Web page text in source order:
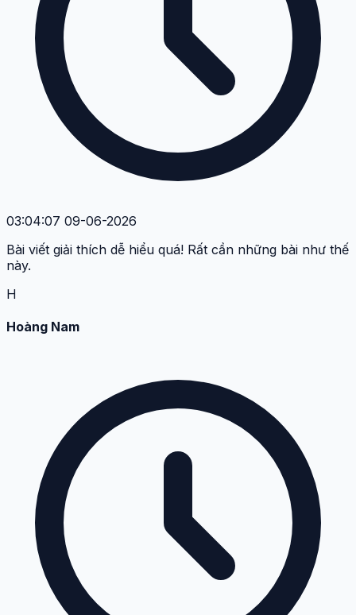
03:04:07 09-06-2026
Bài viết giải thích dễ hiểu quá! Rất cần những bài như thế
này.
H
Hoàng Nam